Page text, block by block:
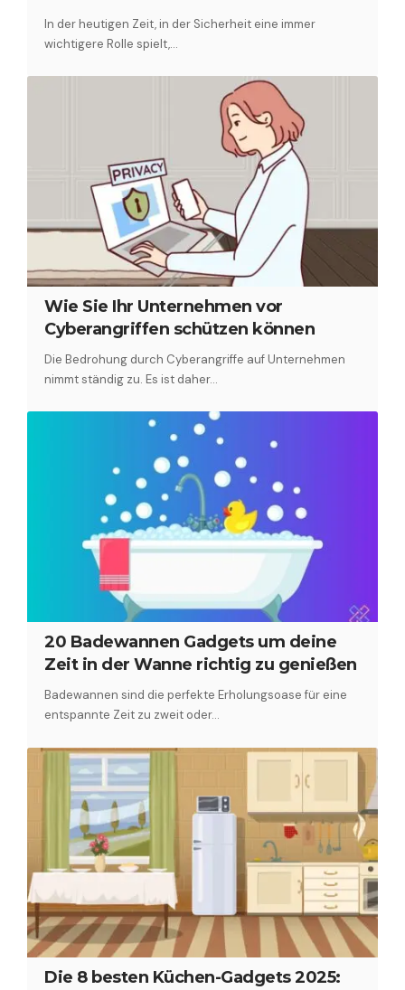
In der heutigen Zeit, in der Sicherheit eine immer
wichtigere Rolle spielt,…
Wie Sie Ihr Unternehmen vor
Cyberangriffen schützen können
Die Bedrohung durch Cyberangriffe auf Unternehmen
nimmt ständig zu. Es ist daher…
20 Badewannen Gadgets um deine
Zeit in der Wanne richtig zu genießen
Badewannen sind die perfekte Erholungsoase für eine
entspannte Zeit zu zweit oder…
Die 8 besten Küchen-Gadgets 2025: